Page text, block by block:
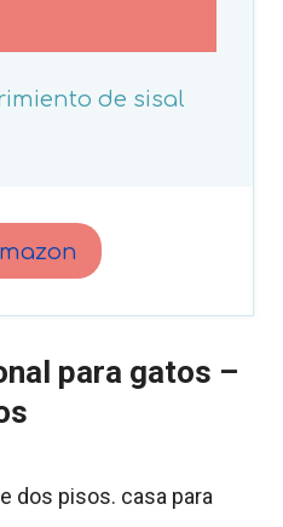
de sisal
para gatos –